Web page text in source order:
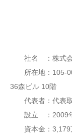
社名 ：株式会
所在地：105-
36森ビル 10階
代表者：代表
設立 ：2009年
資本金：3,179